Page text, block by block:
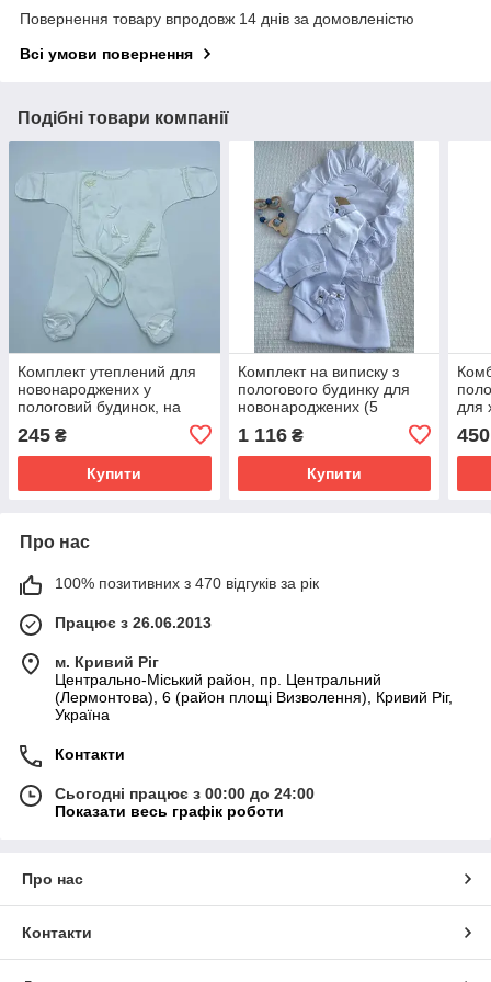
Повернення товару впродовж 14 днів за домовленістю
Всі умови повернення
Подібні товари компанії
Комплект утеплений для
новонароджених у
пологовий будинок, на
виписку зріст 56 см (0 - 1
місяць) Намистинка Lari
Кремовий
245 ₴
Купити
Комплект на виписку з
пологового будинку для
новонароджених (5
предметів) "Мрія/Даніель"
зріст 56 см Lari Білий
1 116₴
Купити
для
450
Про нас
100% позитивних з 470 відгуків за рік
Працює з 26.06.2013
м. Кривий Ріг
Центрально-Міський район, пр. Центральний
(Лермонтова), 6 (район площі Визволення), Кривий Ріг,
Україна
Контакти
Сьогодні працює з 00:00 до 24:00
Показати весь графік роботи
Про нас
Контакти